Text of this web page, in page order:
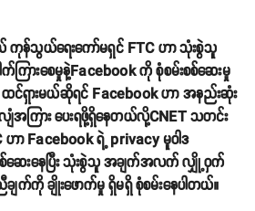
သွယ်ရေးကော်မရှင် FTC ဟာ သုံးစွဲသူ
ားစေမှုနဲ့Facebook ကို စုံစမ်းစစ်ဆေးမှု
မှု ထင်ရှားမယ်ဆိုရင် Facebook ဟာ အနည်းဆုံး
အကြား ပေးရဖို့ရှိနေတယ်လို့CNET သတင်း
ဟာ Facebook ရဲ့ privacy မူဝါဒ
ေးနေပြီး သုံးစွဲသူ အချက်အလက် လျှို့ဝှက်
က်ကို ချိုးဖောက်မှု ရှိမရှိ စုံစမ်းနေပါတယ်။